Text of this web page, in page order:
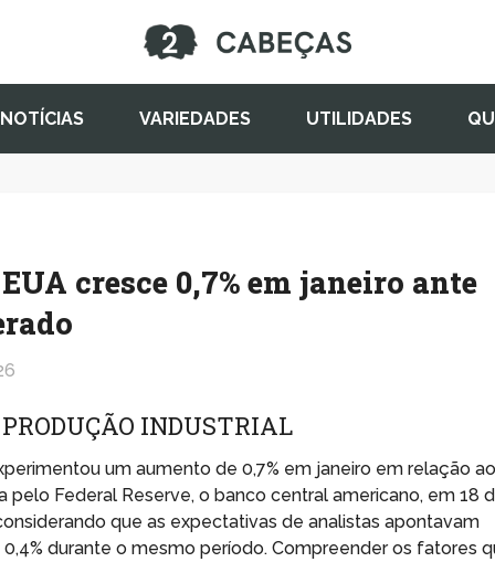
NOTÍCIAS VARIEDADES UTILIDADES
cresce 0,7% em janeiro ante
INDUSTRIAL
um aumento de 0,7% em janeiro em relação
pelo Federal Reserve, o banco central americano, em 18
que as expectativas de analistas apontavam
durante o mesmo período. Compreender os fatores